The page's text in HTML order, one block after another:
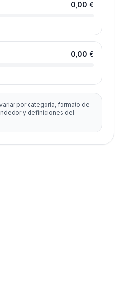
0,00 €
0,00 €
por categoria, formato de
y definiciones del